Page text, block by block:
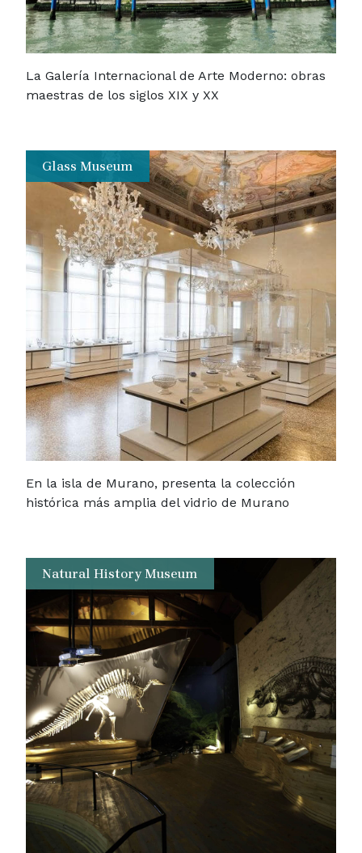
La Galería Internacional de Arte Moderno: obras
maestras de los siglos XIX y XX
Glass Museum
En la isla de Murano, presenta la colección
histórica más amplia del vidrio de Murano
Natural History Museum